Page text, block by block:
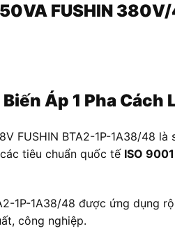
50VA FUSHIN
Biến Áp 1 Pha
FUSHIN BTA2-1P-1A38/48
tiêu chuẩn quốc tế ISO
1P-1A38/48 được ứng dụng
công nghiệp.